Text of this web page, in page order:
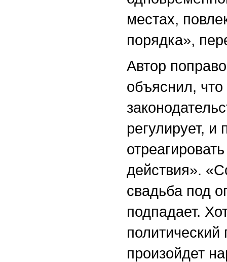
местах,
порядка»,
Автор
объяснил,
регулирует, и
действия».
свадьба под
подпадает.
политический
произойдет